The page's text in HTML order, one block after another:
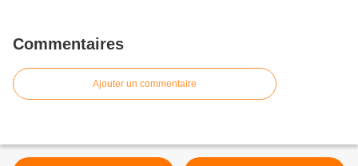
Commentaires
Ajouter un commentaire